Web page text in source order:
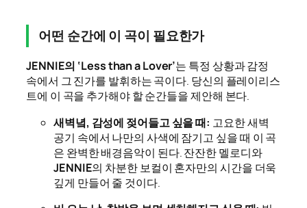
어떤 순간에 이 곡이 필요한가
JENNIE의 ‘Less than a Lover’는 특정 상황과 감정
속에서 그 진가를 발휘하는 곡이다. 당신의 플레이리스
트에 이 곡을 추가해야 할 순간들을 제안해 본다.
새벽녘, 감성에 젖어들고 싶을 때: 고요한 새벽
공기 속에서 나만의 사색에 잠기고 싶을 때 이 곡
은 완벽한 배경음악이 된다. 잔잔한 멜로디와
JENNIE의 차분한 보컬이 혼자만의 시간을 더욱
깊게 만들어 줄 것이다.